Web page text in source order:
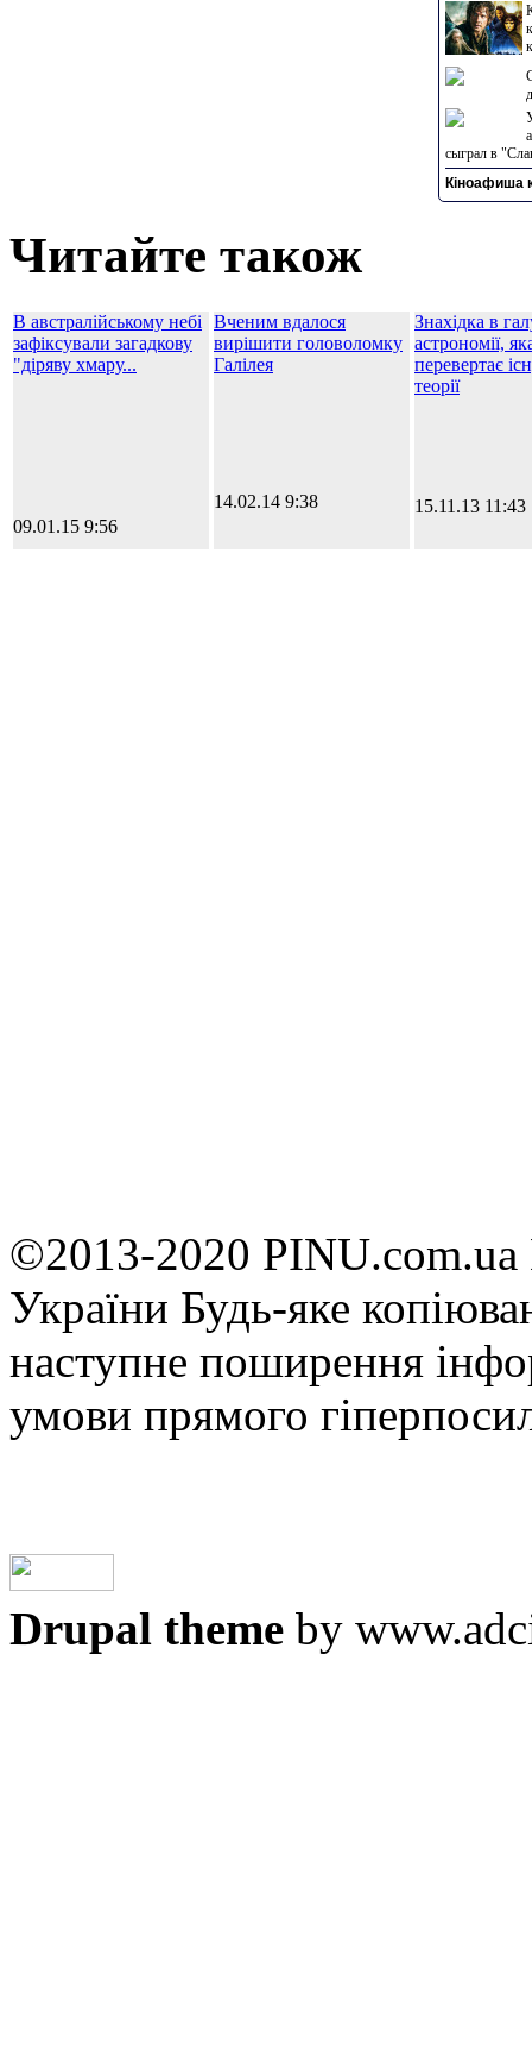
сыграл в
Кіноафиша
Читайте також
В австралійському небі
зафіксували загадкову
"діряву хмару...
09.01.15 9:56
Вченим вдалося
вирішити головоломку
Галілея
14.02.14 9:38
Знахідка в
астрономії,
перевертає
теорії
15.11.13 11:43
©2013-2020 PINU.com.ua
України Будь-яке
наступне поширення
умови прямого
Drupal theme by